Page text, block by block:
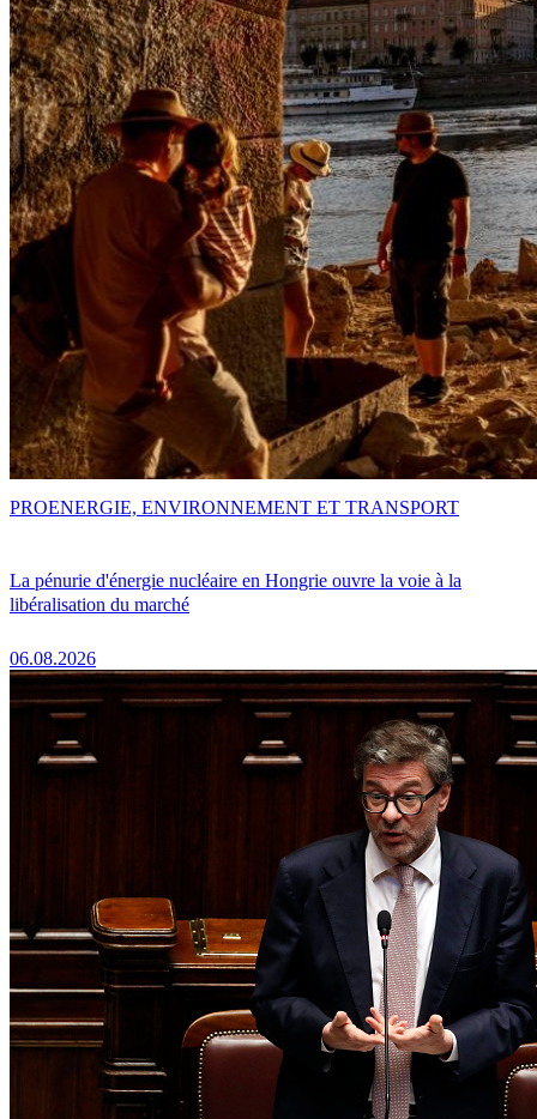
La pénurie d'énergie nucléaire en Hongrie ouvre la voie à la
libéralisation du marché
06.08.2026
PROENERGIE, ENVIRONNEMENT ET TRANSPORT